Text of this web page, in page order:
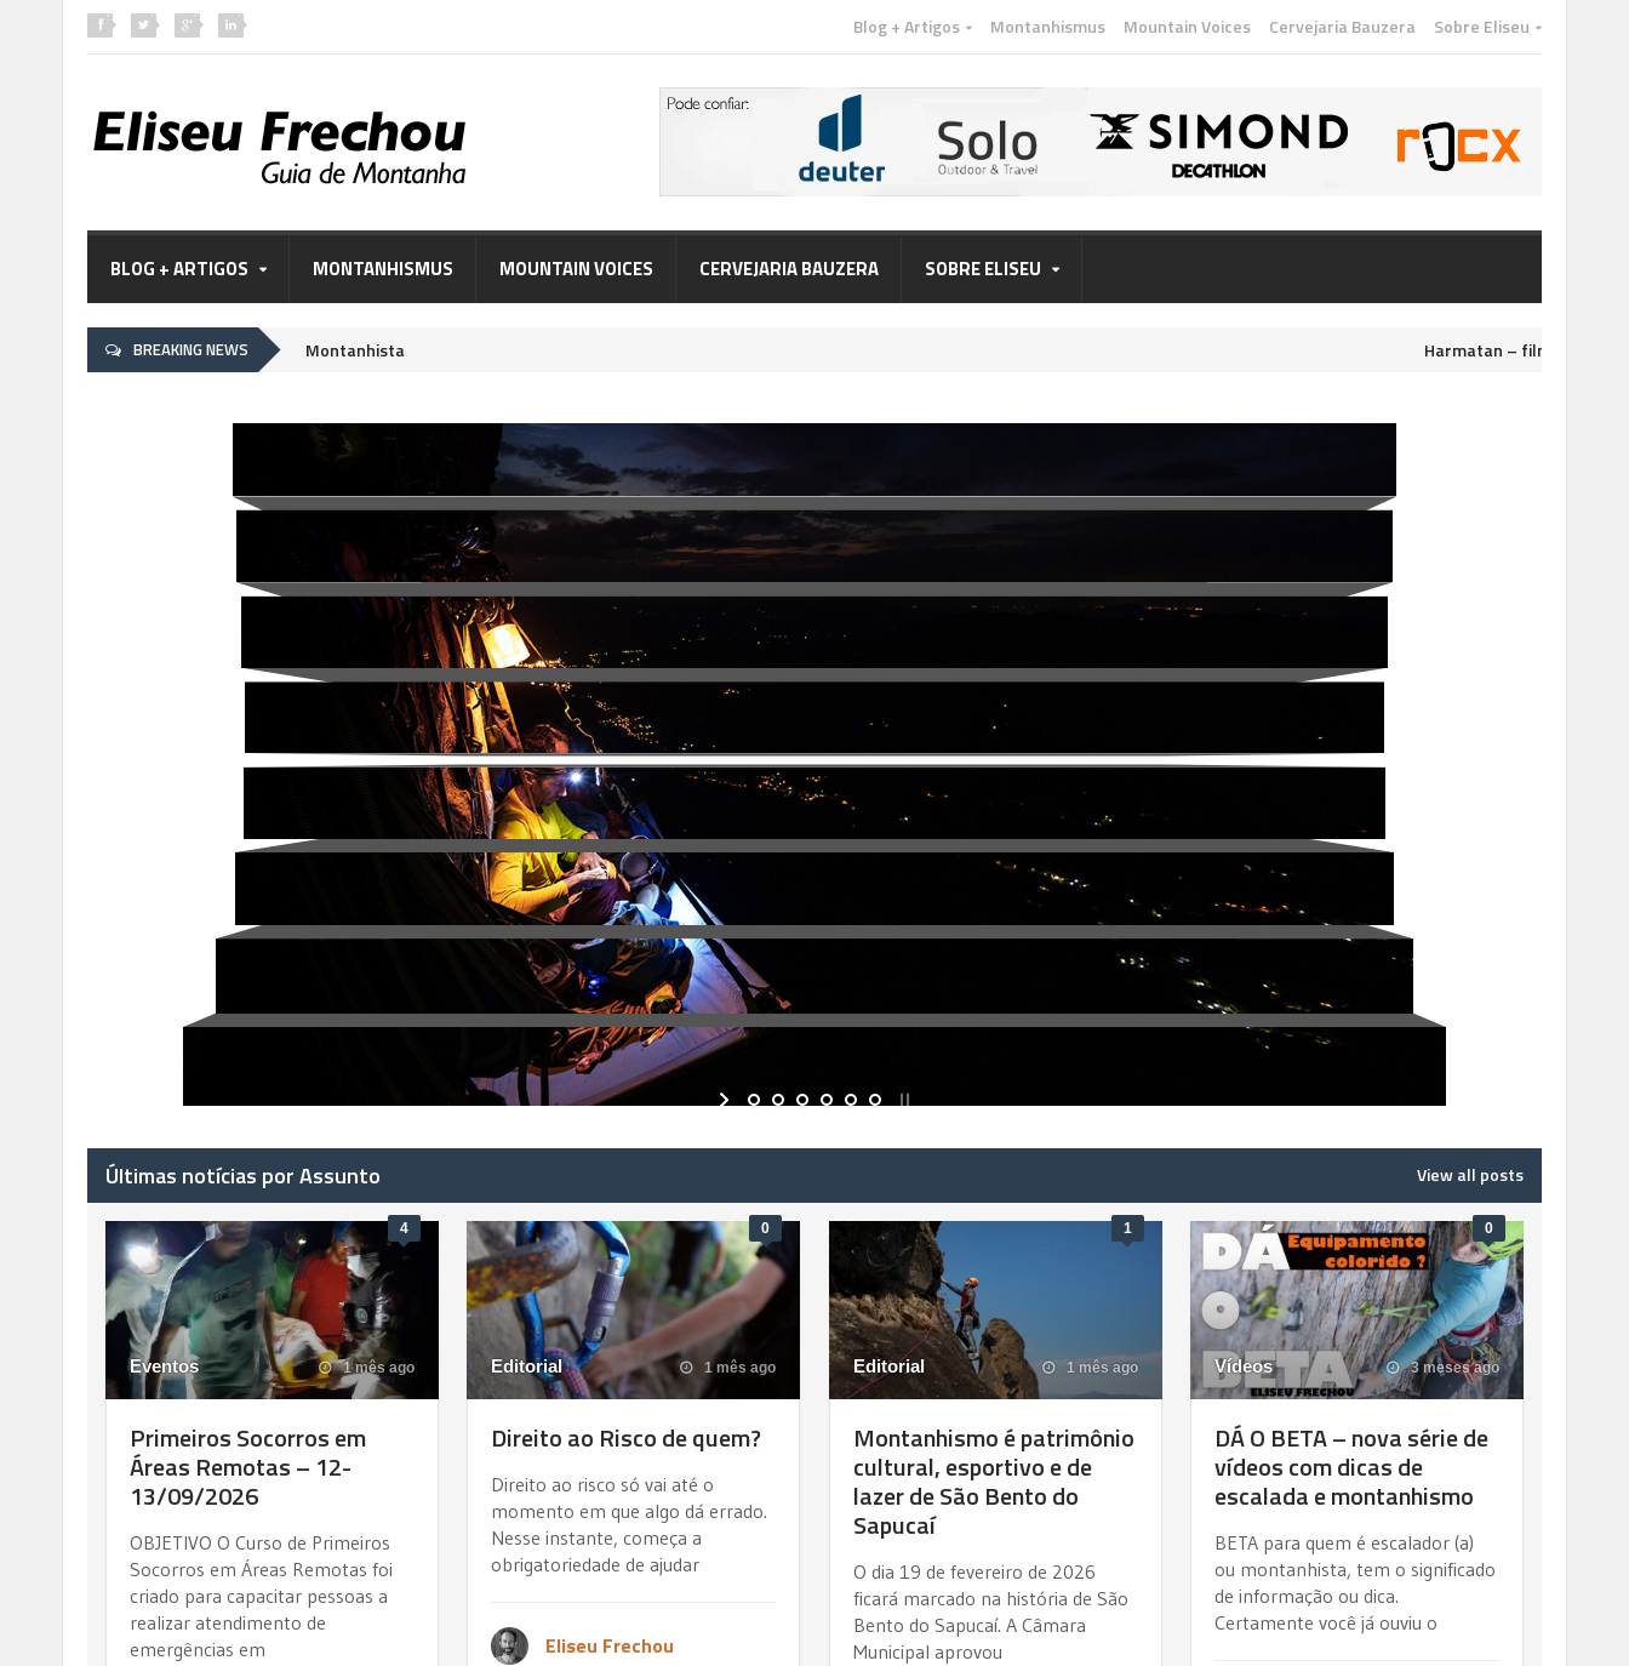
Blog + Artigos Montanhismus Mountain Voices Cervejaria Bauzera Sobre Eliseu
BLOG + ARTIGOS MONTANHISMUS MOUNTAIN VOICES CERVEJARIA BAUZERA SOBRE ELISEU
BREAKING NEWS
Minissérie Profissão Montanhista Em janeiro de 2022 Ana e eu iniciamos a websérie Profissão Montanhista, um projeto que nos consumiu mais de 16 meses de planejamento e trabalho, captando o dia-
Harmatan – filme disponível para
Últimas notícias por Assunto View all posts
4
Eventos 1 mês ago
Primeiros Socorros em
Áreas Remotas – 12-
13/09/2026
OBJETIVO O Curso de Primeiros
Socorros em Áreas Remotas foi
criado para capacitar pessoas a
realizar atendimento de
emergências em
0
Editorial 1 mês ago
Direito ao Risco de quem?
Direito ao risco só vai até o
momento em que algo dá errado.
Nesse instante, começa a
obrigatoriedade de ajudar
Eliseu Frechou
1
Editorial 1 mês ago
Montanhismo é patrimônio
cultural, esportivo e de
lazer de São Bento do
Sapucaí
O dia 19 de fevereiro de 2026
ficará marcado na história de São
Bento do Sapucaí. A Câmara
Municipal aprovou
0
Vídeos 3 meses ago
DÁ O BETA – nova série de
vídeos com dicas de
escalada e montanhismo
BETA para quem é escalador (a)
ou montanhista, tem o significado
de informação ou dica.
Certamente você já ouviu o